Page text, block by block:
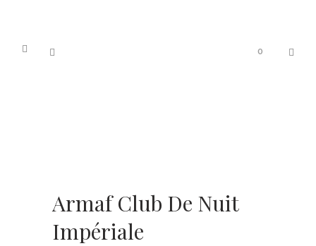
0
Armaf Club De Nuit
Impériale